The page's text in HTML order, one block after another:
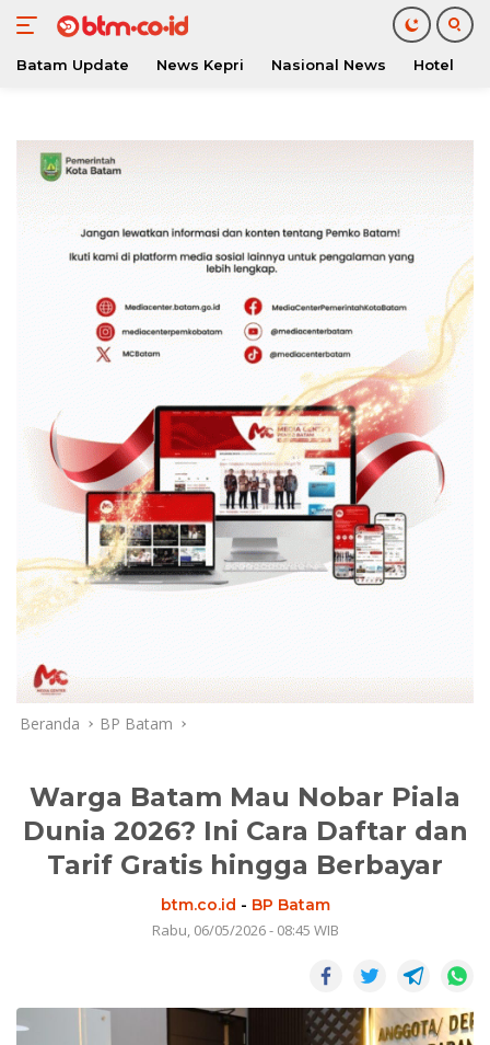
konten
Batam Update News Kepri Nasional News Hotel
Beranda BP Batam
Warga Batam Mau Nobar Piala
Dunia 2026? Ini Cara Daftar dan
Tarif Gratis hingga Berbayar
btm.co.id - BP Batam
Rabu, 06/05/2026 - 08:45 WIB